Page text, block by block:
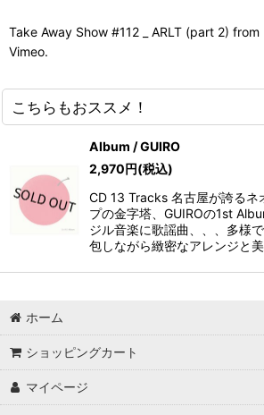
Take Away Show #112 _ ARLT (part 2)
Vimeo.
こちらもおススメ！
Album / GUIRO
2,970円(税込)
CD 13 Tracks 名古屋が誇るネ
プの金字塔、GUIROの1st
ジル音楽に歌謡曲、、、多様
包しながら緻密なアレンジと
ホーム
ショッピングカート
マイページ